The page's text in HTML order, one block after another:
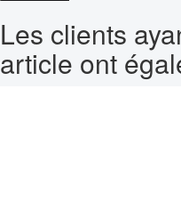
Les clients
article ont